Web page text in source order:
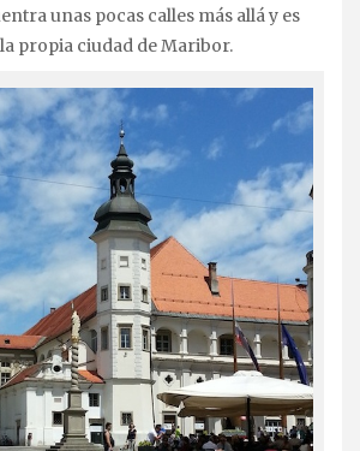
unas pocas calles más allá y es
propia ciudad de Maribor.